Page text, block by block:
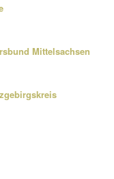
Mittelsachsen